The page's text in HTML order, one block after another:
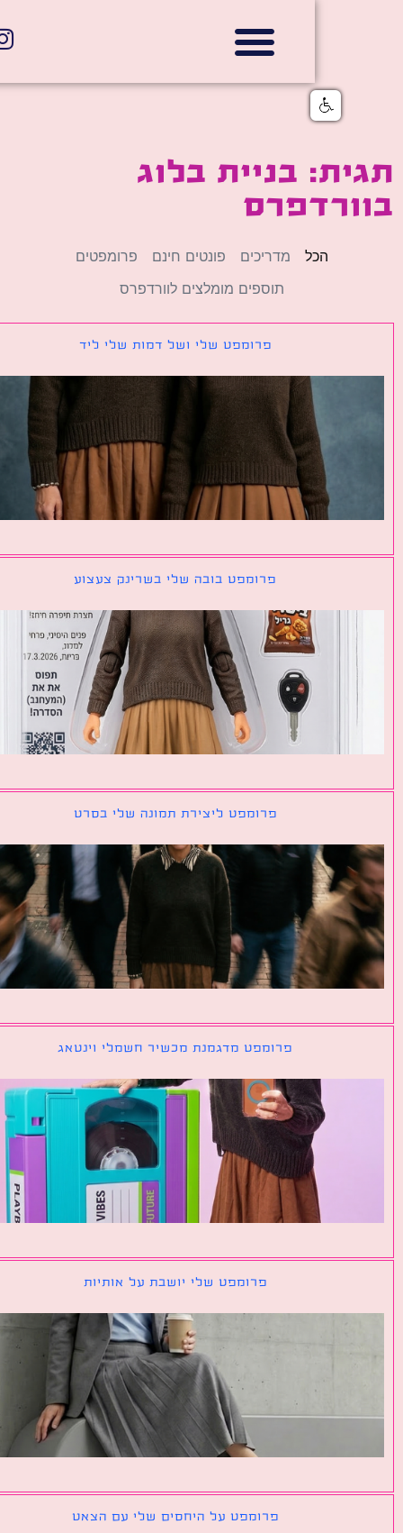
בניית בלוג
מדריכים פונטים חינם
פרומפטים
תוספים מומלצים לוורדפרס
פרומפט שלי ושל דמות שלי ליד
פרומפט בובה שלי בשרינק צעצוע
פרומפט ליצירת תמונה שלי בסרט
פרומפט מדגמנת מכשיר חשמלי וינטאג
פרומפט שלי יושבת על אותיות
פרומפט על היחסים שלי עם הצאט